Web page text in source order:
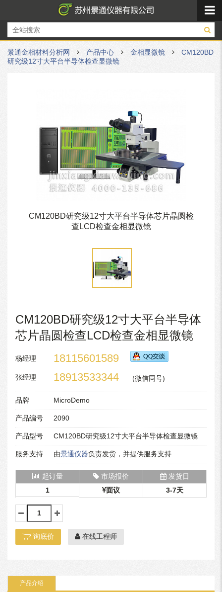
景通金相材料分析网 产品中心 金相显微镜
CM120BD
研究级12寸大平台半导体检查显微镜
CM120BD研究级12寸大平台半导体芯片晶圆检
查LCD检查金相显微镜
CM120BD研究级12寸大平台半导体
芯片晶圆检查LCD检查金相显微镜
杨经理 18115601589
张经理 18913533344 (微信同号)
品牌 MicroDemo
产品编号 2090
产品型号 CM120BD研究级12寸大平台半导体检查显微镜
服务支持 由景通仪器负责发货，并提供服务支持
起订量 市场报价
发货日
1
面议 3-7天
询底价 在线工程师
产品介绍